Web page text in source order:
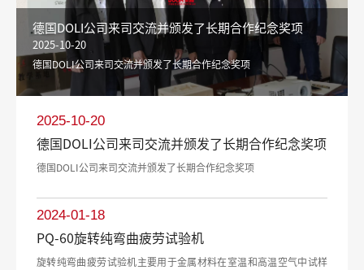
德国DOLI公司来司交流并颁发了长期合作纪念奖项
2025-10-20
德国DOLI公司来司交流并颁发了长期合作纪念奖项
2025-10-20
德国DOLI公司来司交流并颁发了长期合作纪念奖项
德国DOLI公司来司交流并颁发了长期合作纪念奖项
2024-01-18
PQ-60旋转纯弯曲疲劳试验机
旋转纯弯曲疲劳试验机主要用于金属材料在室温和高温空气中试样